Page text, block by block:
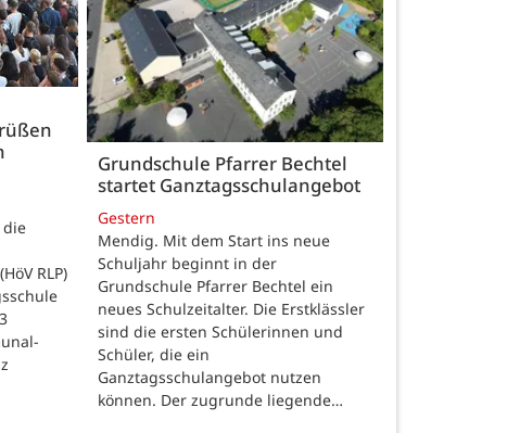
die
RLP)
Grundschule Pfarrer Bechtel
startet Ganztagsschulangebot
Gestern
Mendig. Mit dem Start ins neue
Schuljahr beginnt in der
Grundschule Pfarrer Bechtel ein
neues Schulzeitalter. Die Erstklässler
sind die ersten Schülerinnen und
Schüler, die ein
Ganztagsschulangebot nutzen
können. Der zugrunde liegende…